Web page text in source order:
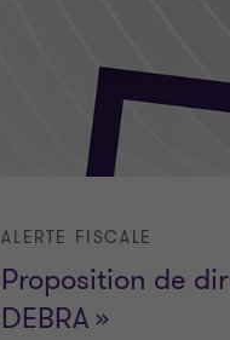
Proposition de
DEBRA »
ALERTE FISCALE